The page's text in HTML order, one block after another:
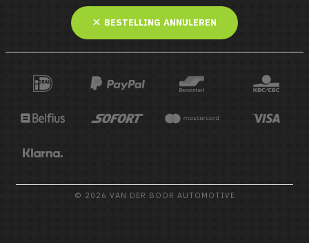
BESTELLING ANNULEREN
© 2026 VAN DER BOOR AUTOMOTIVE